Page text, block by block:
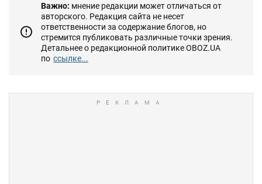
Важно: мнение редакции может отличаться от
авторского. Редакция сайта не несет
ответственности за содержание блогов, но
стремится публиковать различные точки зрения.
Детальнее о редакционной политике OBOZ.UA
по ссылке...